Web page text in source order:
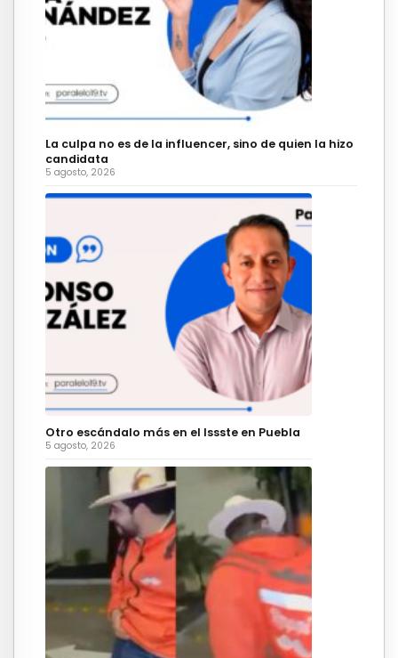
La culpa no es de la influencer, sino de quien la hizo
candidata
5 agosto, 2026
Otro escándalo más en el Issste en Puebla
5 agosto, 2026